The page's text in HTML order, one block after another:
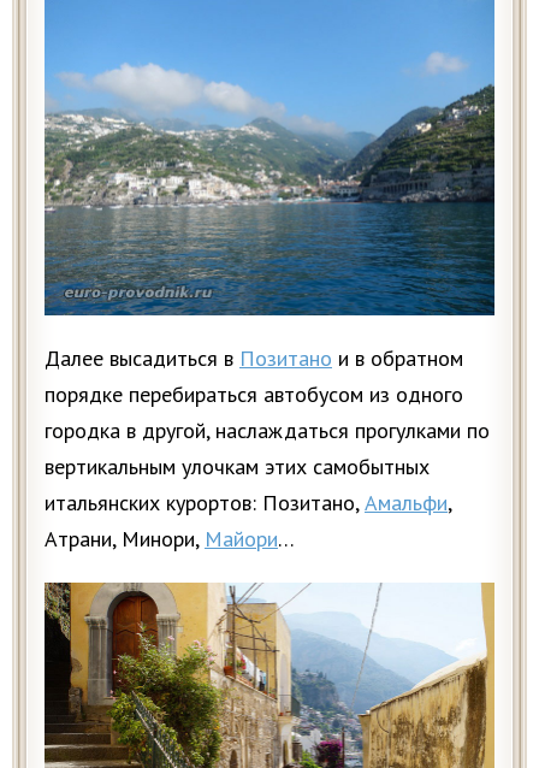
Далее высадиться в Позитано и в обратном
порядке перебираться автобусом из одного
городка в другой, наслаждаться прогулками по
вертикальным улочкам этих самобытных
итальянских курортов: Позитано,Амальфи,
Атрани, Минори, Майори…